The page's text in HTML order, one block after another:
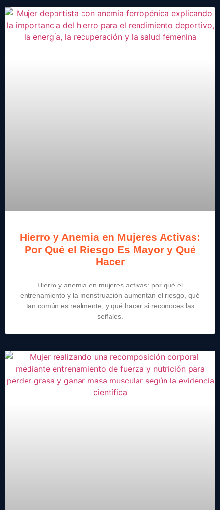
Hierro y Anemia en Mujeres Activas:
Por Qué el Riesgo Es Mayor y Qué
Hacer
Hierro y anemia en mujeres activas: por qué el
entrenamiento y la menstruación aumentan el riesgo, qué
tan común es realmente, y qué hacer si reconoces las
señales.